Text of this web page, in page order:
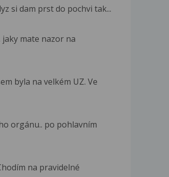
si dam prst do pochvi tak...
mate nazor na
byla na velkém UZ. Ve
orgánu.. po pohlavním
na pravidelné